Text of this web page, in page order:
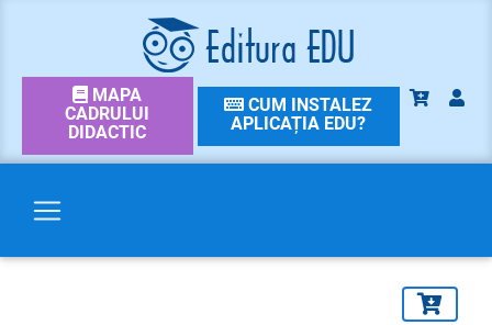
MAPA
CADRULUI
DIDACTIC
CUM INSTALEZ
APLICAȚIA EDU?